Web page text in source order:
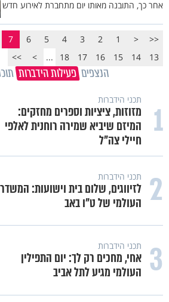
אחר כך, התובנה מאותו יום מתחברת לאירוע חדש
<<
<
1
2
3
4
5
6
7
13
14
15
16
17
18
...
>
>>
הנצפים פעילות הידברות
1 תכני הידברות
מזוזות, ציציות וספרים מחזקים:
המיזם שיביא שמירה רוחנית לאלפי
חיילי צה"ל
2 תכני הידברות
לזיווגים, שלום בית וישועות: המשדר
העולמי של ט"ו באב
3 תכני הידברות
אחי, מחכים רק לך: יום התפילין
העולמי מגיע לתל אביב